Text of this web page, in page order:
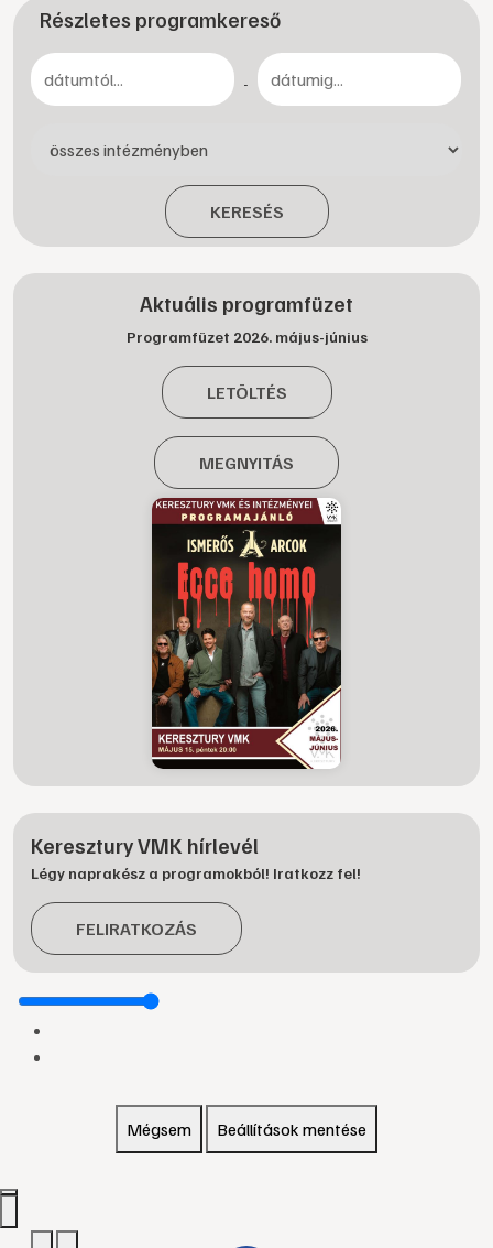
Részletes programkereső
-
KERESÉS
Aktuális programfüzet
Programfüzet 2026. május-június
LETÖLTÉS
MEGNYITÁS
Keresztury VMK hírlevél
Légy naprakész a programokból! Iratkozz fel!
FELIRATKOZÁS
Mégsem Beállítások mentése